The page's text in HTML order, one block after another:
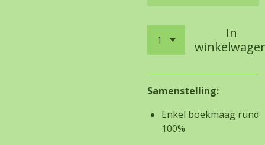
In
Samenstelling:
Enkel boekmaag rund
100%